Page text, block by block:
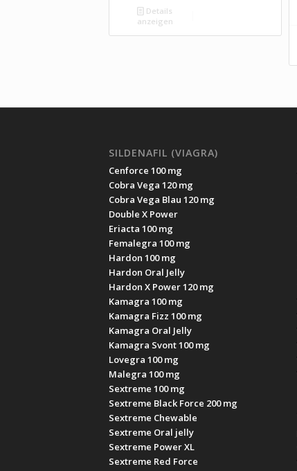
Details
anzeigen
SILDENAFIL (VIAGRA)
Cenforce 100 mg
Cobra Vega 120 mg
Cobra Vega Blau 120 mg
Double X Power
Eriacta 100 mg
Femalegra 100 mg
Hardon 100 mg
Hardon Oral Jelly
Hardon X Power 120 mg
Kamagra 100 mg
Kamagra Fizz 100 mg
Kamagra Oral Jelly
Kamagra Svont 100 mg
Lovegra 100 mg
Malegra 100 mg
Sextreme 100 mg
Sextreme Black Force 200 mg
Sextreme Chewable
Sextreme Oral jelly
Sextreme Power XL
Sextreme Red Force